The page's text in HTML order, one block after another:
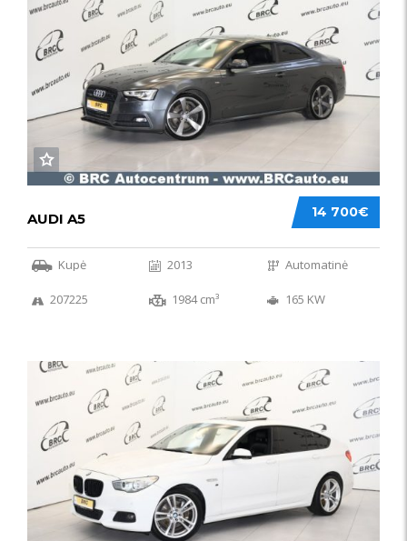
14 700€
AUDI A5
Kupė 2013 Automatinė
207225 1984 cm³ 165 KW